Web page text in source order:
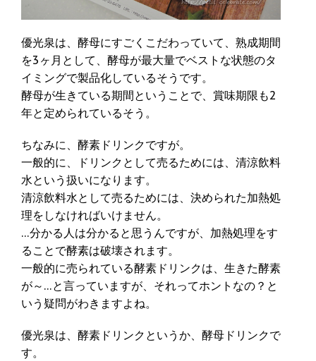
優光泉は、酵母にすごくこだわっていて、熟成期間
を3ヶ月として、酵母が最大量でベストな状態のタ
イミングで製品化しているそうです。
酵母が生きている期間ということで、賞味期限も2
年と定められているそう。
ちなみに、酵素ドリンクですが。
一般的に、ドリンクとして売るためには、清涼飲料
水という扱いになります。
清涼飲料水として売るためには、決められた加熱処
理をしなければいけません。
…分かる人は分かると思うんですが、加熱処理をす
ることで酵素は破壊されます。
一般的に売られている酵素ドリンクは、生きた酵素
が～…と言っていますが、それってホントなの？と
いう疑問がわきますよね。
優光泉は、酵素ドリンクというか、酵母ドリンクで
す。